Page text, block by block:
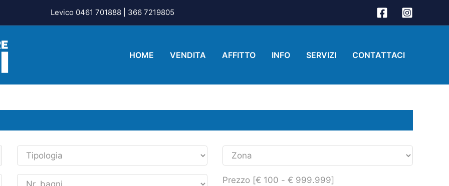
Levico 0461 701888 | 366 7219805
HOME VENDITA AFFITTO INFO SERVIZI CONTATTACI
Prezzo [€ 100 - € 999.999]